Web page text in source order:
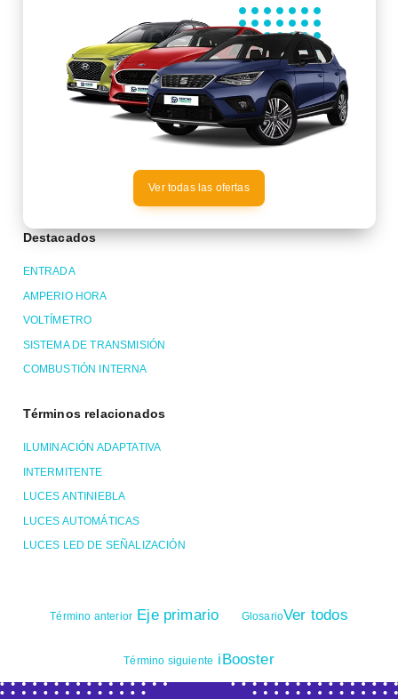
Ver todas las ofertas
Destacados
ENTRADA
AMPERIO HORA
VOLTÍMETRO
SISTEMA DE TRANSMISIÓN
COMBUSTIÓN INTERNA
Términos relacionados
ILUMINACIÓN ADAPTATIVA
INTERMITENTE
LUCES ANTINIEBLA
LUCES AUTOMÁTICAS
LUCES LED DE SEÑALIZACIÓN
Término anterior Eje primario GlosarioVer todos
Término siguiente iBooster